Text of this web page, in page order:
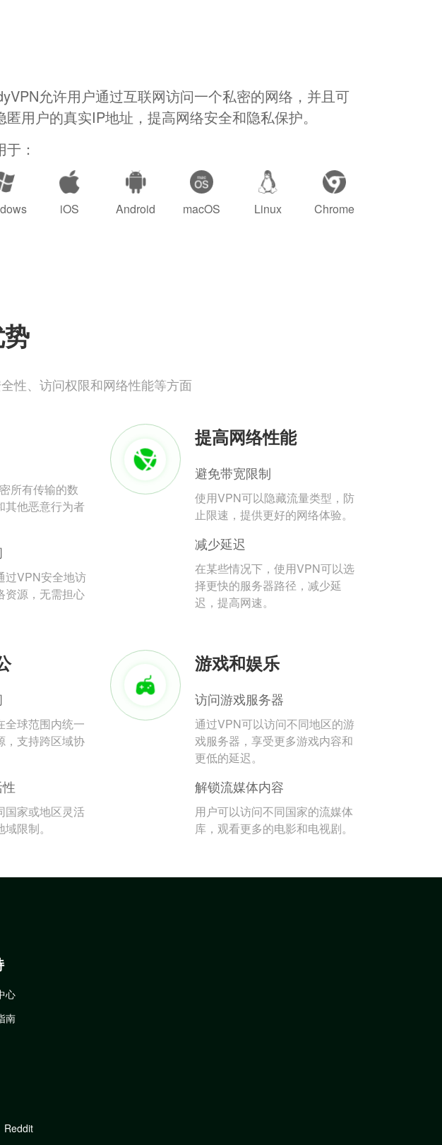
允许用户通过互联网访问一个私密的网络，并且可
匿用户的真实IP地址，提高网络安全和隐私保护。
：
iOS Android macOS Linux Chrome
性、访问权限和网络性能等方面
所有传输的数
其他恶意行为者
过VPN安全地访
资源，无需担心
提高网络性能
避免带宽限制
使用VPN可以隐藏流量类型，防
止限速，提供更好的网络体验。
减少延迟
在某些情况下，使用VPN可以选
择更快的服务器路径，减少延
迟，提高网速。
全球范围内统一
，支持跨区域协
国家或地区灵活
限制。
游戏和娱乐
访问游戏服务器
通过VPN可以访问不同地区的游
戏服务器，享受更多游戏内容和
更低的延迟。
解锁流媒体内容
用户可以访问不同国家的流媒体
库，观看更多的电影和电视剧。
心
南
Reddit